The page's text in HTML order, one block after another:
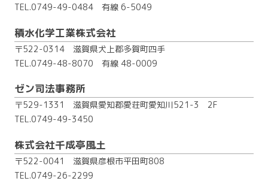
TEL.0749-49-0484
有線 6-5049
積水化学工業株式会社
〒522-0314 滋賀県犬上郡多賀町四手
TEL.0749-48-8070
有線 48-0009
ゼン司法事務所
〒529-1331 滋賀県愛知郡愛荘町愛知川521-3 2F
TEL.0749-49-3450
株式会社千成亭風土
〒522-0041 滋賀県彦根市平田町808
TEL.0749-26-2299